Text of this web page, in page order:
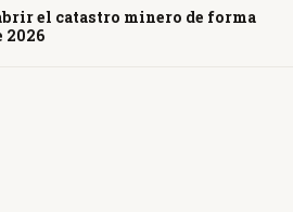
el catastro minero de forma
2026